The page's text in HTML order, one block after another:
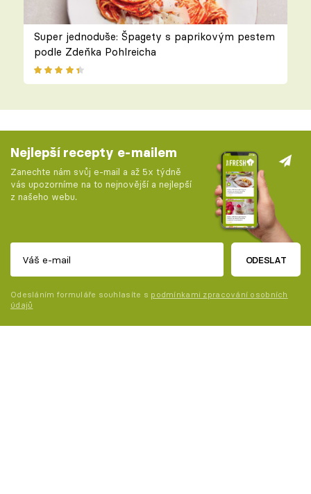
Super jednoduše: Špagety s paprikovým pestem
podle Zdeňka Pohlreicha
Nejlepší recepty e-mailem
Zanechte nám svůj e-mail a až 5x týdně
vás upozorníme na to nejnovější a nejlepší
z našeho webu.
ODESLAT
Odesláním formuláře souhlasíte s podmínkami zpracování osobních
údajů